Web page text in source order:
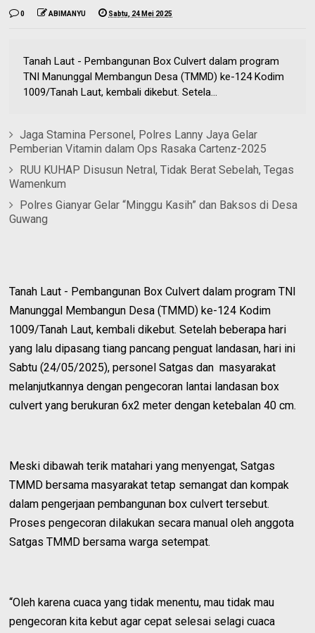
0 ABIMANYU Sabtu, 24 Mei 2025
Tanah Laut - Pembangunan Box Culvert dalam program
TNI Manunggal Membangun Desa (TMMD) ke-124 Kodim
1009/Tanah Laut, kembali dikebut. Setela...
Jaga Stamina Personel, Polres Lanny Jaya Gelar
Pemberian Vitamin dalam Ops Rasaka Cartenz-2025
RUU KUHAP Disusun Netral, Tidak Berat Sebelah, Tegas
Wamenkum
Polres Gianyar Gelar “Minggu Kasih” dan Baksos di Desa
Guwang
Tanah Laut - Pembangunan Box Culvert dalam program TNI
Manunggal Membangun Desa (TMMD) ke-124 Kodim
1009/Tanah Laut, kembali dikebut. Setelah beberapa hari
yang lalu dipasang tiang pancang penguat landasan, hari ini
Sabtu (24/05/2025), personel Satgas dan masyarakat
melanjutkannya dengan pengecoran lantai landasan box
culvert yang berukuran 6x2 meter dengan ketebalan 40 cm.
Meski dibawah terik matahari yang menyengat, Satgas
TMMD bersama masyarakat tetap semangat dan kompak
dalam pengerjaan pembangunan box culvert tersebut.
Proses pengecoran dilakukan secara manual oleh anggota
Satgas TMMD bersama warga setempat.
“Oleh karena cuaca yang tidak menentu, mau tidak mau
pengecoran kita kebut agar cepat selesai selagi cuaca